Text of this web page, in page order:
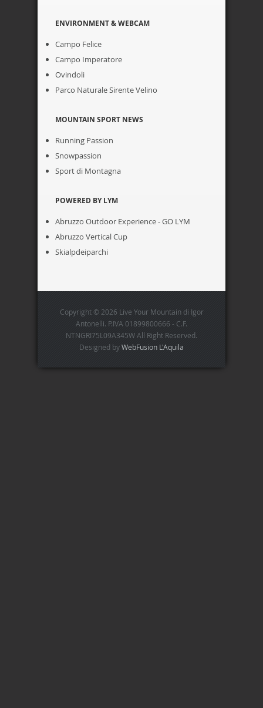
ENVIRONMENT & WEBCAM
Campo Felice
Campo Imperatore
Ovindoli
Parco Naturale Sirente Velino
MOUNTAIN SPORT NEWS
Running Passion
Snowpassion
Sport di Montagna
POWERED BY LYM
Abruzzo Outdoor Experience - GO LYM
Abruzzo Vertical Cup
Skialpdeiparchi
Copyright © 2026 Live Your Mountain di Igor
Antonelli. P.IVA 01899800666 - C.F.
NTNGRI75L09A345W All Right Reserved.
Designed byWebFusion L'Aquila